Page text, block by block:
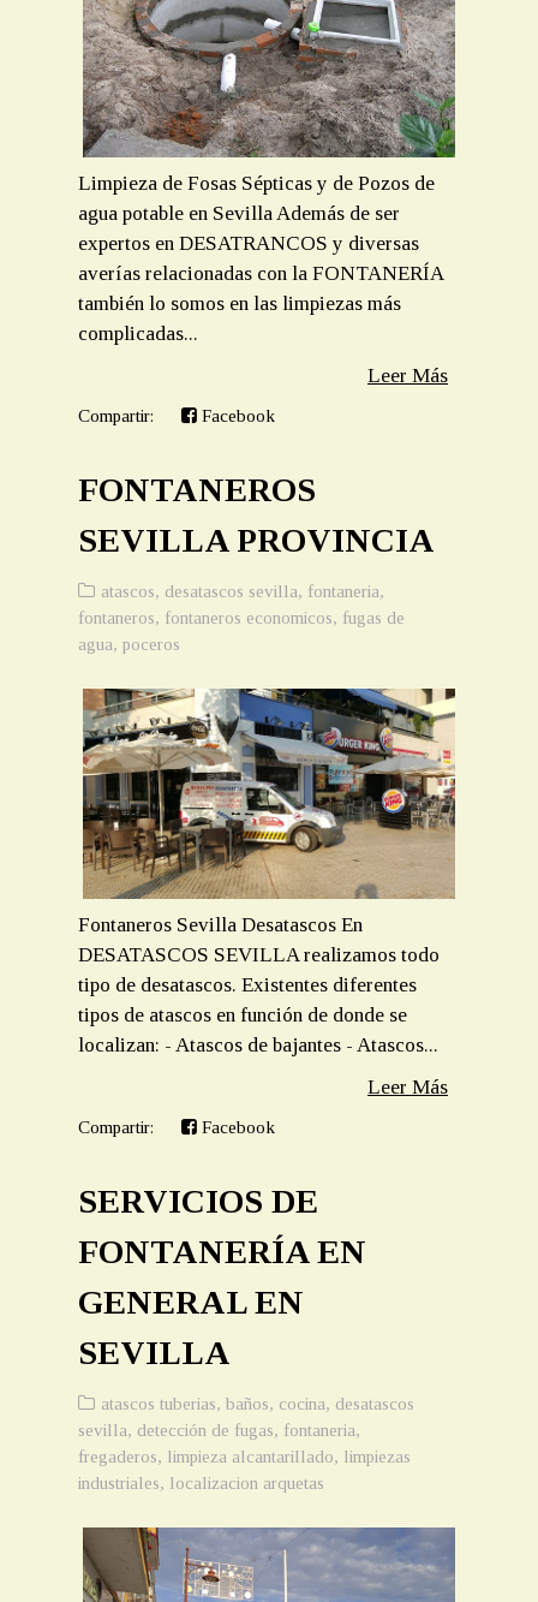
Limpieza de Fosas Sépticas y de Pozos de
agua potable en Sevilla Además de ser
expertos en DESATRANCOS y diversas
averías relacionadas con la FONTANERÍA
también lo somos en las limpiezas más
complicadas...
Leer Más
Compartir: Facebook
FONTANEROS
SEVILLA PROVINCIA
atascos, desatascos sevilla, fontaneria,
fontaneros, fontaneros economicos, fugas de
agua, poceros
Fontaneros Sevilla Desatascos En
DESATASCOS SEVILLA realizamos todo
tipo de desatascos. Existentes diferentes
tipos de atascos en función de donde se
localizan: - Atascos de bajantes - Atascos...
Leer Más
Compartir: Facebook
SERVICIOS DE
FONTANERÍA EN
GENERAL EN
SEVILLA
atascos tuberias, baños, cocina, desatascos
sevilla, detección de fugas, fontaneria,
fregaderos, limpieza alcantarillado, limpiezas
industriales, localizacion arquetas